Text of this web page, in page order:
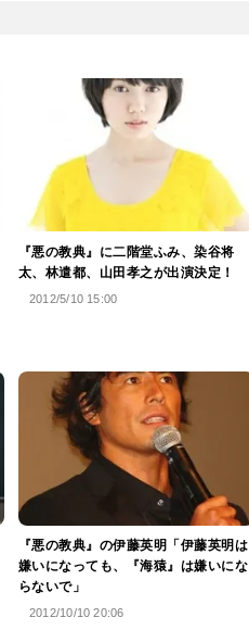
『悪の教典』に二階堂ふみ、染谷将
太、林遣都、山田孝之が出演決定！
2012/5/10 15:00
『悪の教典』の伊藤英明「伊藤英明は
嫌いになっても、『海猿』は嫌いにな
らないで」
2012/10/10 20:06